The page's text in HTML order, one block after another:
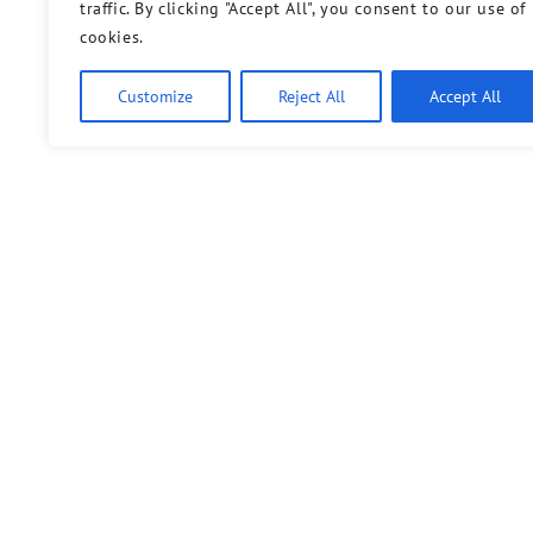
traffic. By clicking "Accept All", you consent to our use of
cookies.
Customize Reject All Accept All